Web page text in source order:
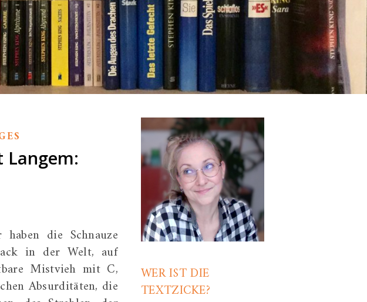
Langem:
die Schnauze
in der Welt, auf
Mistvieh mit C,
Absurditäten, die
WER IST DIE
TEXTZICKE?